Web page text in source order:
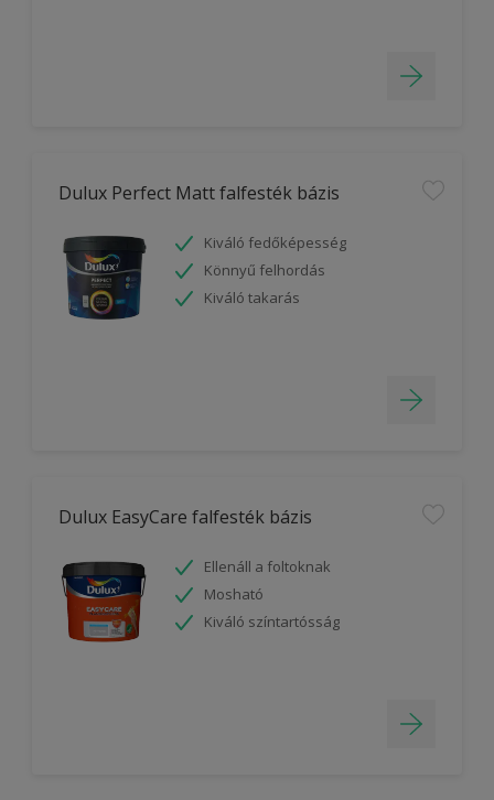
Dulux Perfect Matt falfesték bázis
Kiváló fedőképesség
Könnyű felhordás
Kiváló takarás
Dulux EasyCare falfesték bázis
Ellenáll a foltoknak
Mosható
Kiváló színtartósság